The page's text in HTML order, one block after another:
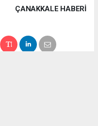
ÇANAKKALE HABERİ